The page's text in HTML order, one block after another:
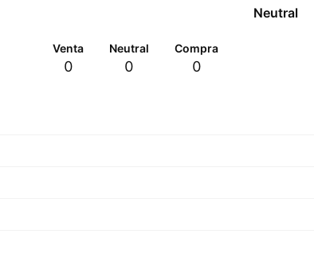
Neutral
Venta
0
Neutral
0
Compra
0